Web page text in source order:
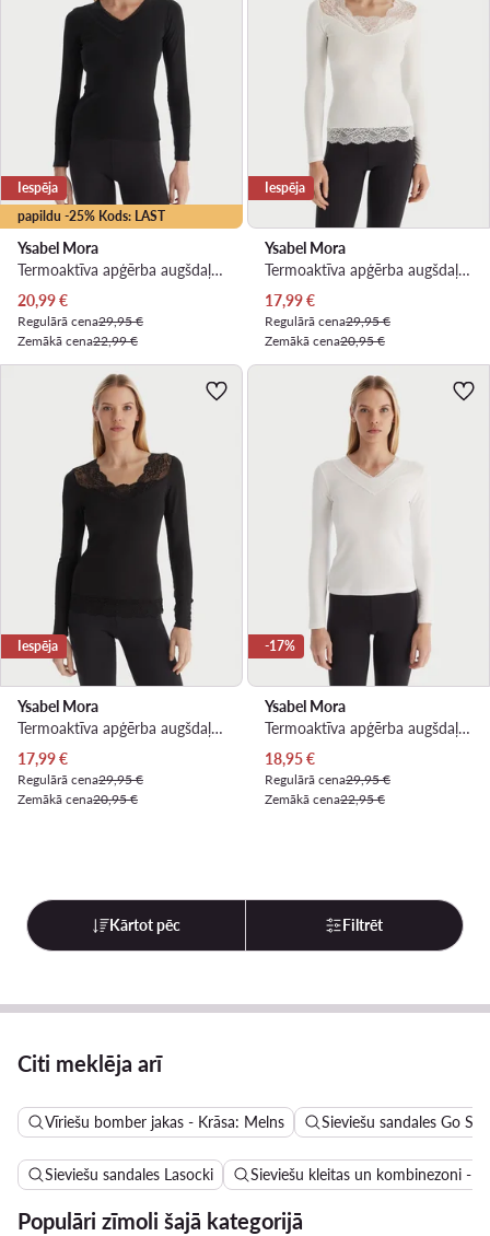
papildu -25% Kods: LAST
Iespēja
Ysabel Mora
Termoaktīva apģērba augšdaļa · Melns
Pašreizējā cena
20,99€
Regulārā cena29,95 €
Zemākā cena22,99 €
Iespēja
Ysabel Mora
Termoaktīva apģērba augšdaļa · Balts
Pašreizējā cena
17,99€
Regulārā cena29,95 €
Zemākā cena20,95 €
Iespēja
Ysabel Mora
Termoaktīva apģērba augšdaļa · Melns
Pašreizējā cena
17,99€
Regulārā cena29,95 €
Zemākā cena20,95 €
-17%
Ysabel Mora
Termoaktīva apģērba augšdaļa · Balts
Pašreizējā cena
18,95€
Regulārā cena29,95 €
Zemākā cena22,95 €
Kārtot pēc Filtrēt
Citi meklēja arī
Vīriešu bomber jakas - Krāsa: Melns Sieviešu sandales Go
Sieviešu sandales Lasocki Sieviešu kleitas un kombinezoni -
Populāri zīmoli šajā kategorijā